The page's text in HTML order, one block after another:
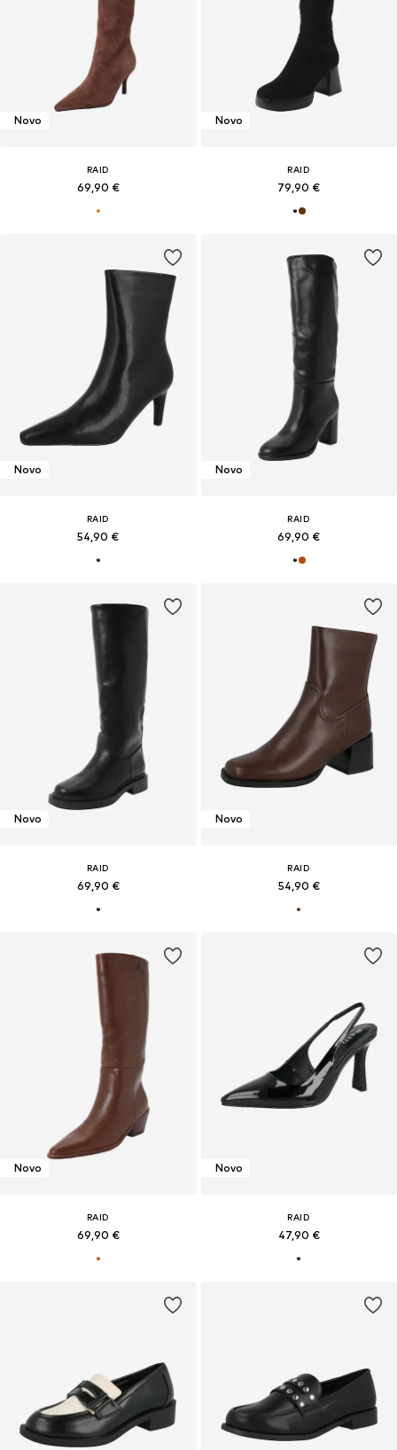
Novo
RAID
69,90 €
Novo
RAID
79,90 €
Novo
RAID
54,90 €
Novo
RAID
69,90 €
Novo
RAID
69,90 €
Novo
RAID
54,90 €
Novo
RAID
69,90 €
Novo
RAID
47,90 €